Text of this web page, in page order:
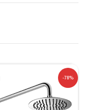
-78%